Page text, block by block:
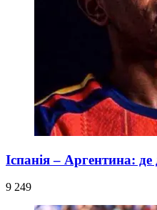
Іспанія – Аргентина:
9 249